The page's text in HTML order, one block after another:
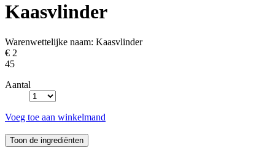
Kaasvlinder
Warenwettelijke naam: Kaasvlinder
€ 2
45
Aantal
Voeg toe aan winkelmand